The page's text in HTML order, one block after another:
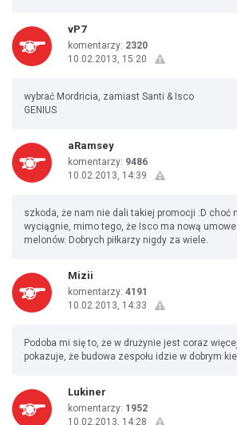
vP7
komentarzy: 2320
10.02.2013, 15:20
wybrać Mordricia, zamiast Santi & Isco
GENIUS
aRamsey
komentarzy: 9486
10.02.2013, 14:39
szkoda, że nam nie dali takiej promocji :D choć
wyciągnie, mimo tego, że Isco ma nową
melonów. Dobrych piłkarzy nigdy za wiele.
Mizii
komentarzy: 4191
10.02.2013, 14:33
Podoba mi się to, że w drużynie jest coraz
pokazuje, że budowa zespołu idzie w dobrym
Lukiner
komentarzy: 1952
10.02.2013, 14:28